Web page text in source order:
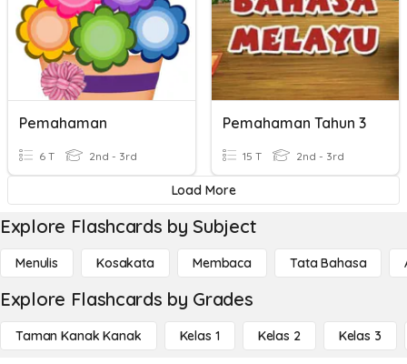
Pemahaman
6 T 2nd - 3rd
Pemahaman Tahun 3
15 T 2nd - 3rd
Load More
Explore Flashcards by Subject
Menulis Kosakata Membaca Tata Bahasa
Explore Flashcards by Grades
Taman Kanak Kanak Kelas 1 Kelas 2 Kelas 3